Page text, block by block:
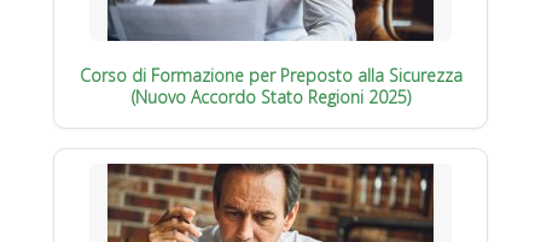
Corso di Formazione per Preposto alla Sicurezza
(Nuovo Accordo Stato Regioni 2025)